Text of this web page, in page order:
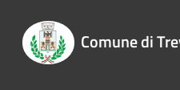
Comune di